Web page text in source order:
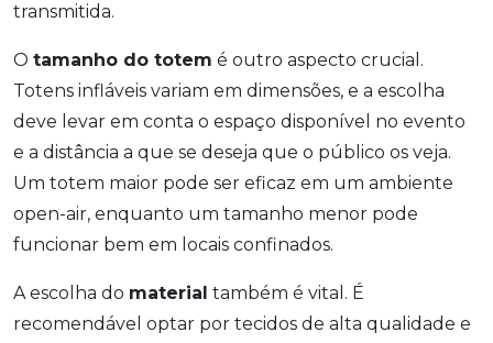
transmitida.
O tamanho do totem é outro aspecto crucial.
Totens infláveis variam em dimensões, e a escolha
deve levar em conta o espaço disponível no evento
e a distância a que se deseja que o público os veja.
Um totem maior pode ser eficaz em um ambiente
open-air, enquanto um tamanho menor pode
funcionar bem em locais confinados.
A escolha do material também é vital. É
recomendável optar por tecidos de alta qualidade e